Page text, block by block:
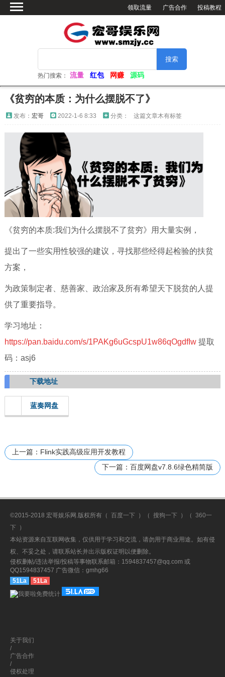
投稿教程
广告合作
领取流量
热门搜索： 流量 红包 网赚 源码
网站源码
视频解析
电脑壁纸
《贫穷的本质：为什么摆脱不了》
发布： 宏哥 2022-1-6 8:33 分类： 这篇文章木有标签
《贫穷的本质:我们为什么摆脱不了贫穷》用大量实例，
提出了一些实用性较强的建议，寻找那些经得起检验的扶贫
方案，
为政策制定者、慈善家、政治家及所有希望天下脱贫的人提
供了重要指导。
学习地址：
https://pan.baidu.com/s/1PAKg6uGcspU1w86qOgdfIw提取
码：asj6
下载地址
蓝奏网盘
上一篇：Flink实践高级应用开发教程
下一篇：百度网盘v7.8.6绿色精简版
©2015-2018 宏哥娱乐网.版权所有（ 百度一下 ）（ 搜狗一下 ）（ 360一
下 ）
本站资源来自互联网收集，仅供用于学习和交流，请勿用于商业用途。如有侵
权、不妥之处，请联系站长并出示版权证明以便删除。
侵权删帖/违法举报/投稿等事物联系邮箱：1594837457@qq.com 或
QQ1594837457 广告微信：gmhg66
51La
51La
关于我们
/
广告合作
/
侵权处理